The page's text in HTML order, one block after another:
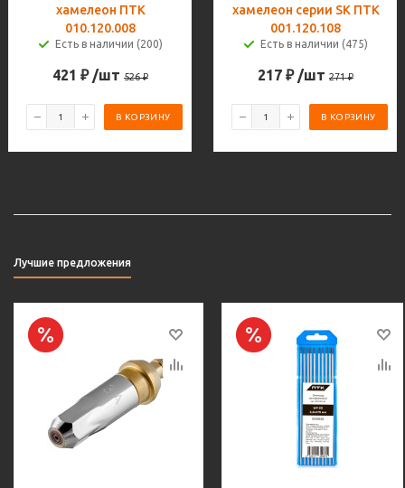
хамелеон ПТК
010.120.008
Есть в наличии (200)
421 ₽ /шт 526₽
В КОРЗИНУ
хамелеон серии SK ПТК
001.120.108
Есть в наличии (475)
217 ₽ /шт 271₽
В КОРЗИНУ
Лучшие предложения